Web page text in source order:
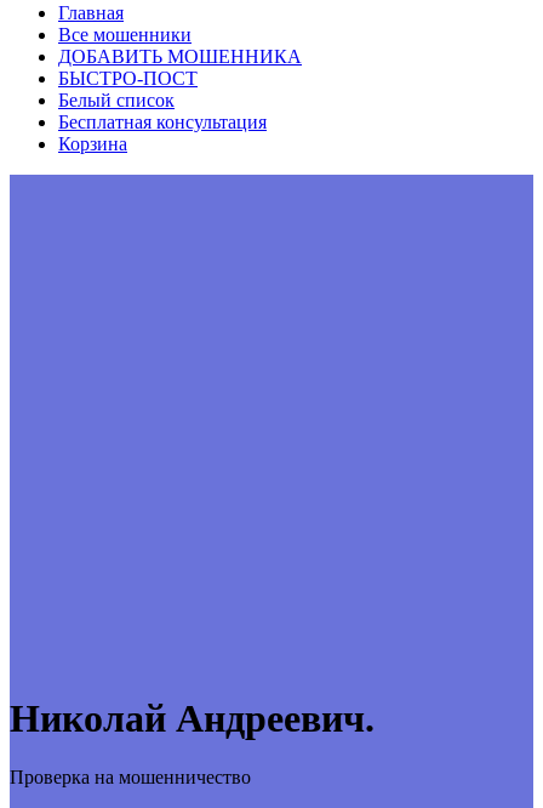
Главная
Все мошенники
ДОБАВИТЬ МОШЕННИКА
БЫСТРО-ПОСТ
Белый список
Бесплатная консультация
Корзина
Николай Андреевич.
Проверка на мошенничество